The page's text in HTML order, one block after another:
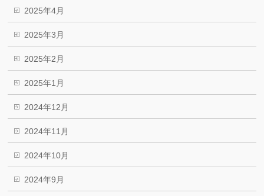
2025年4月
2025年3月
2025年2月
2025年1月
2024年12月
2024年11月
2024年10月
2024年9月